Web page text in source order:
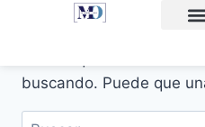
buscando. Puede que